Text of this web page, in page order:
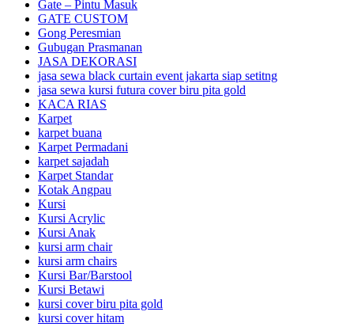
Gate – Pintu Masuk
GATE CUSTOM
Gong Peresmian
Gubugan Prasmanan
JASA DEKORASI
jasa sewa black curtain event jakarta siap setitng
jasa sewa kursi futura cover biru pita gold
KACA RIAS
Karpet
karpet buana
Karpet Permadani
karpet sajadah
Karpet Standar
Kotak Angpau
Kursi
Kursi Acrylic
Kursi Anak
kursi arm chair
kursi arm chairs
Kursi Bar/Barstool
Kursi Betawi
kursi cover biru pita gold
kursi cover hitam